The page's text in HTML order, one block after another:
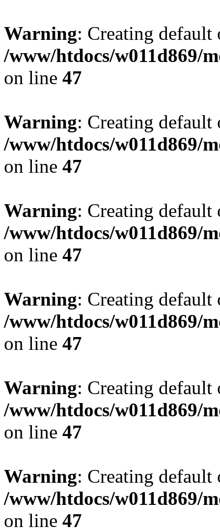
Warning: Creating
/www/htdocs/w011d869/
on line 47
Warning: Creating
/www/htdocs/w011d869/
on line 47
Warning: Creating
/www/htdocs/w011d869/
on line 47
Warning: Creating
/www/htdocs/w011d869/
on line 47
Warning: Creating
/www/htdocs/w011d869/
on line 47
Warning: Creating
/www/htdocs/w011d869/
on line 47